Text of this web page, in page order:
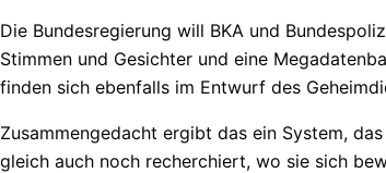
Die Bundesregierung will BKA und
Stimmen und Gesichter und eine
finden sich ebenfalls im Entwurf des
Zusammengedacht ergibt das ein System,
gleich auch noch recherchiert, wo sie sich